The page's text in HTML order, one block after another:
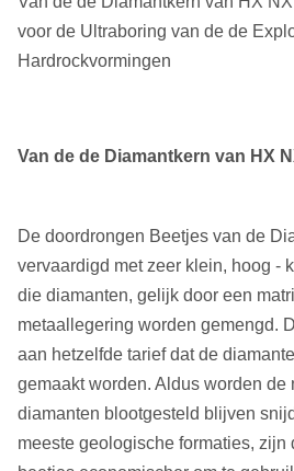
voor de Ultraboring van de de
Hardrockvormingen
Van de de Diamantkern van HX
De doordrongen Beetjes van de
vervaardigd met zeer klein, hoog -
die diamanten, gelijk door een
metaallegering worden gemengd.
aan hetzelfde tarief dat de
gemaakt worden. Aldus worden de
diamanten blootgesteld blijven
meeste geologische formaties, zijn